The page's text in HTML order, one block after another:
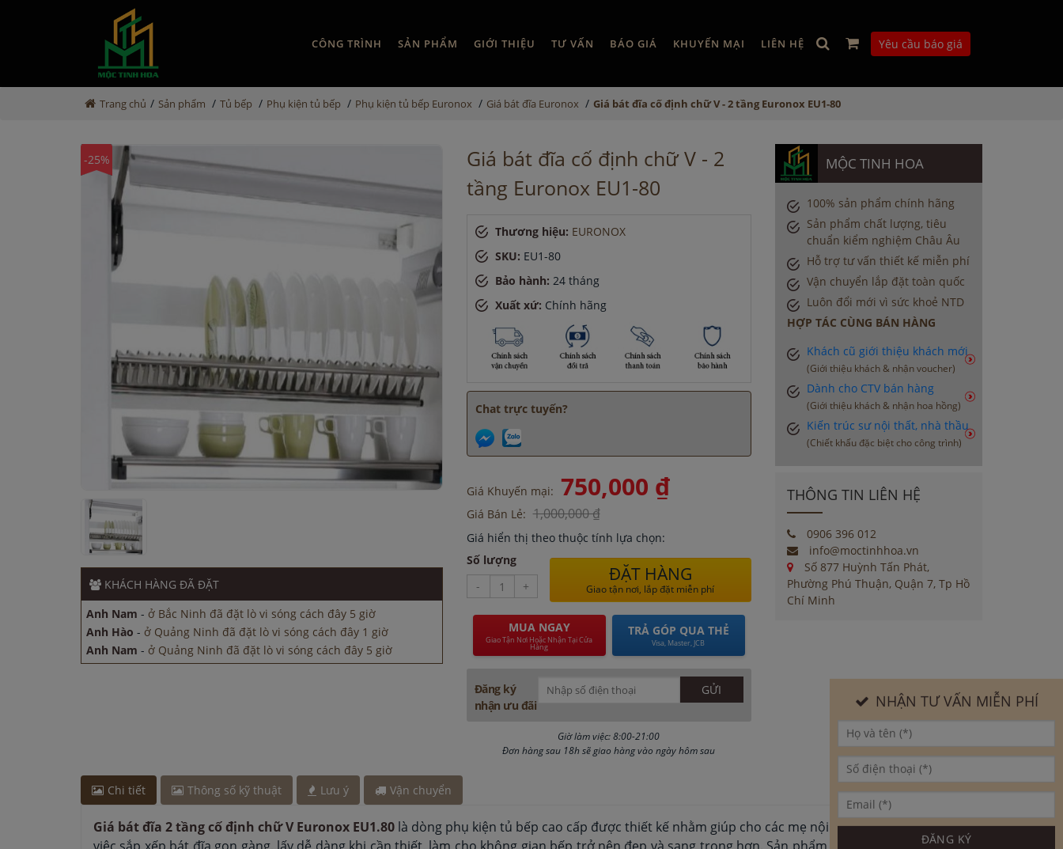
CÔNG TRÌNH SẢN PHẨM GIỚI THIỆU TƯ VẤN BÁO GIÁ KHUYẾN MẠI LIÊN HỆ Yêu cầu báo giá
Trang chủ / Sản phẩm / Tủ bếp / Phụ kiện tủ bếp / Phụ kiện tủ bếp Euronox / Giá bát đĩa Euronox / Giá bát đĩa cố định chữ V - 2 tầng Euronox EU1-80
-25%
KHÁCH HÀNG ĐÃ ĐẶT
Anh Nam-
Anh Hào-
Anh Nam-
Chị Thảo
ở Bắc Ninh đã đặt bếp từ cách đây 1 giờ
Anh Nam
ở Hà Nội đã đặt bếp từ cách đây 2 giờ
Anh Nam - ở Bắc Ninh đã đặt lò vi sóng cách đây 5 giờ
Anh Hào - ở Quảng Ninh đã đặt lò vi sóng cách đây 1 giờ
Anh Nam - ở Quảng Ninh đã đặt lò vi sóng cách đây 5 giờ
Chị Thảo-ở Bắc Ninh đã đặt bếp từ cách đây 1 giờ
Giá bát đĩa cố định chữ V - 2
tầng Euronox EU1-80
Thương hiệu: EURONOX
SKU: EU1-80
Bảo hành: 24 tháng
Xuất xứ: Chính hãng
Chat trực tuyến?
Giá Khuyến mại: 750,000 ₫
Giá Bán Lẻ: 1,000,000 ₫
Giá hiển thị theo thuộc tính lựa chọn:
Số lượng
-
+
ĐẶT HÀNG
Giao tận nơi, lắp đặt miễn phí
MUA NGAY
Giao Tận Nơi Hoặc Nhận Tại Cửa
Hàng
TRẢ GÓP QUA THẺ
Visa, Master, JCB
Đăng ký
nhận ưu đãi
Giờ làm việc: 8:00-21:00
Đơn hàng sau 18h sẽ giao hàng vào ngày hôm sau
MỘC TINH HOA
100% sản phẩm chính hãng
Sản phẩm chất lượng, tiêu
chuẩn kiểm nghiệm Châu Âu
Hỗ trợ tư vấn thiết kế miễn phí
Vận chuyển lắp đặt toàn quốc
Luôn đổi mới vì sức khoẻ NTD
HỢP TÁC CÙNG BÁN HÀNG
Khách cũ giới thiệu khách mới
(Giới thiệu khách & nhận voucher)
Dành cho CTV bán hàng
(Giới thiệu khách & nhận hoa hồng)
Kiến trúc sư nội thất, nhà thầu
(Chiết khấu đặc biệt cho công trình)
THÔNG TIN LIÊN HỆ
0906 396 012
info@moctinhhoa.vn
Số 877 Huỳnh Tấn Phát,
Phường Phú Thuận, Quận 7, Tp Hồ
Chí Minh
Chi tiết Thông số kỹ thuật Lưu ý Vận chuyển
Giá bát đĩa 2 tầng cố định chữ V Euronox EU1.80 là dòng phụ kiện tủ bếp cao cấp được thiết kế nhằm giúp cho các mẹ nội trợ linh hoạt hơn trong
NHẬN TƯ VẤN MIỄN PHÍ